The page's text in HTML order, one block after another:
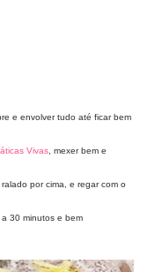
e envolver tudo até ficar bem
Vivas , mexer bem e
por cima, e regar com o
30 minutos e bem